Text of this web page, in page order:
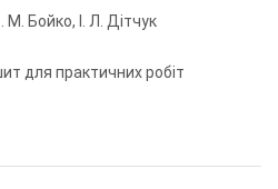
М. Бойко, І. Л. Дітчук
для практичних робіт